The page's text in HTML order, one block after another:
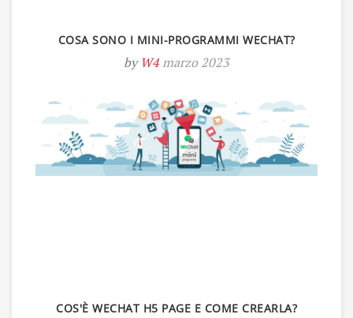
COSA SONO I MINI-PROGRAMMI WECHAT?
by W4 marzo 2023
COS'È WECHAT H5 PAGE E COME CREARLA?